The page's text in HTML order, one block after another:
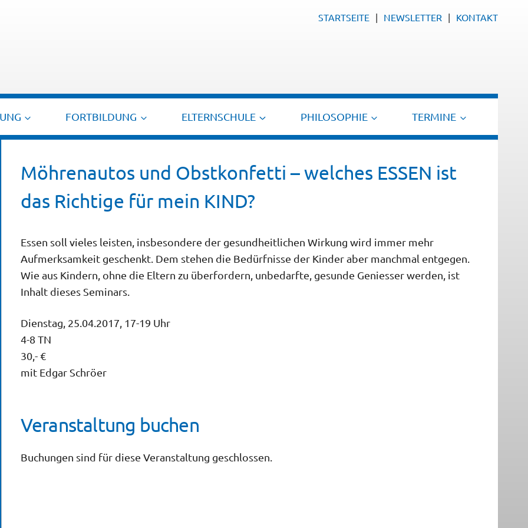
STARTSEITE NEWSLETTER KONTAKT
FORTBILDUNG ELTERNSCHULE PHILOSOPHIE TERMINE
Möhrenautos und Obstkonfetti – welches ESSEN ist
das Richtige für mein KIND?
Essen soll vieles leisten, insbesondere der gesundheitlichen Wirkung wird immer mehr
Aufmerksamkeit geschenkt. Dem stehen die Bedürfnisse der Kinder aber manchmal entgegen.
Wie aus Kindern, ohne die Eltern zu überfordern, unbedarfte, gesunde Geniesser werden, ist
Inhalt dieses Seminars.
Dienstag, 25.04.2017, 17-19 Uhr
4-8 TN
30,- €
mit Edgar Schröer
Veranstaltung buchen
Buchungen sind für diese Veranstaltung geschlossen.